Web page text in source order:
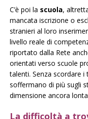
C’è poi la scuola,
mancata iscrizione o
stranieri al loro
livello reale di
riportato dalla Rete
orientati verso scuole
talenti. Senza scordare
soffermano di più sugli
dimensione ancora
La difficoltà a